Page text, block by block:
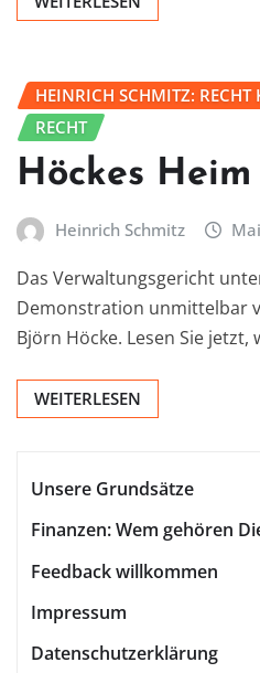
HEINRICH SCHMITZ: RECHT
RECHT
Höckes
Heinrich Schmitz
Das Verwaltungsgericht
Demonstration unmittelbar
Björn Höcke. Lesen Sie
WEITERLESEN
Unsere Grundsätze
Finanzen: Wem gehören
Feedback willkommen
Impressum
Datenschutzerklärung